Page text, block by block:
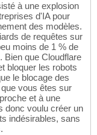
à une explosion
d'IA pour
des modèles.
de requêtes sur
moins de 1 % de
Bien que Cloudflare
bloquer les robots
le blocage des
vous êtes sur
et à une
donc voulu créer un
indésirables, sans